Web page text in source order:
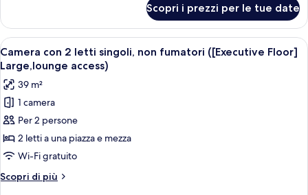
fumatori
(Executive
Floor,largeHollywood,lounge)
con
letti
singoli,
non
fumatori
(Executive
Floor,largeHollywood,lounge)
Scopri i prezzi per le tue date
Apri
tutte
le
foto
per
Camera
con
2
letti
singoli,
Una camera d'albergo con un letto
5
Camera con 2 letti singoli, non fumatori ([Executive Floor]
Large,lounge access)
39 m²
1 camera
Per 2 persone
2 letti a una piazza e mezza
Wi-Fi gratuito
Scopri di più
Altri